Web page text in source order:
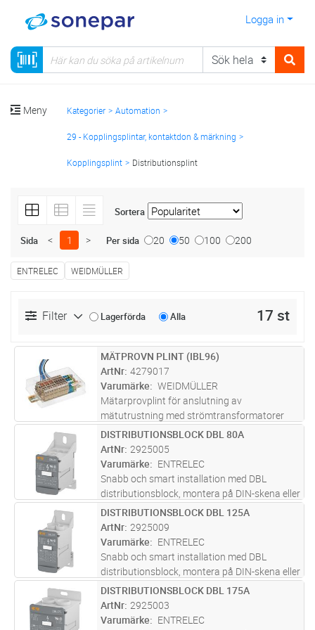
Logga in
Meny Kategorier Automation
29 - Kopplingsplintar, kontaktdon & märkning
Kopplingsplint Distributionsplint
Sortera
Sida < 1 > Per sida 20 50 100 200
ENTRELEC WEIDMÜLLER
Filter Lagerförda Alla 17 st
ST Lägg i kundvagn
MÄTPROVN PLINT (IBL96)
ArtNr 4279017
Varumärke
WEIDMÜLLER
Mätarprovplint för anslutning av
mätutrustning med strömtransformatorer
enligt IBL
ST Lägg i kundvagn
DISTRIBUTIONSBLOCK DBL 80A
ArtNr 2925005
Varumärke
ENTRELEC
Snabb och smart installation med DBL
distributionsblock, montera på DIN-skena eller
på panel. Flexibelt, vändbart lock öppnar åt
två håll och visar tydligt märkdata och
moment. kompatibel med både k
ST Lägg i kundvagn
DISTRIBUTIONSBLOCK DBL 125A
ArtNr 2925009
Varumärke
ENTRELEC
Snabb och smart installation med DBL
distributionsblock, montera på DIN-skena eller
på panel. Flexibelt, vändbart lock öppnar åt
två håll och visar tydligt märkdata och
moment. kompatibel med både k
ST Lägg i kundvagn
DISTRIBUTIONSBLOCK DBL 175A
ArtNr 2925003
Varumärke
ENTRELEC